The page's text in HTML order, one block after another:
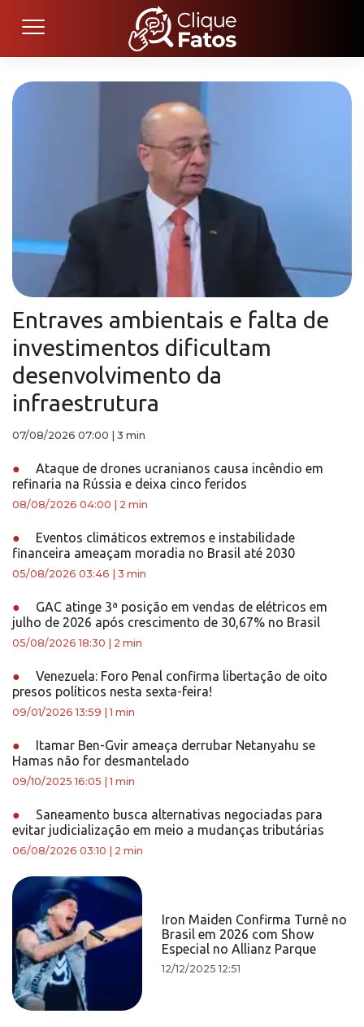
Entraves ambientais e falta de
investimentos dificultam
desenvolvimento da
infraestrutura
07/08/2026 07:00 3 min
●
Ataque de drones ucranianos causa incêndio em
refinaria na Rússia e deixa cinco feridos
08/08/2026 04:00 2 min
●
Eventos climáticos extremos e instabilidade
financeira ameaçam moradia no Brasil até 2030
05/08/2026 03:46 3 min
●
GAC atinge 3ª posição em vendas de elétricos em
julho de 2026 após crescimento de 30,67% no Brasil
05/08/2026 18:30 2 min
●
Venezuela: Foro Penal confirma libertação de oito
presos políticos nesta sexta-feira!
09/01/2026 13:59 |1 min
●
Itamar Ben-Gvir ameaça derrubar Netanyahu se
Hamas não for desmantelado
09/10/2025 16:05 |1 min
●
Saneamento busca alternativas negociadas para
evitar judicialização em meio a mudanças tributárias
06/08/2026 03:10 2 min
Iron Maiden Confirma Turnê no
Brasil em 2026 com Show
Especial no Allianz Parque
12/12/2025 12:51